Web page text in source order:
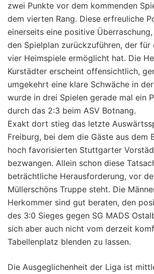
zwei Punkte vor dem kommenden
dem vierten Rang. Diese erfreuliche
einerseits eine positive
den Spielplan zurückzuführen, der für
vier Heimspiele ermöglicht hat. Die
Kurstädter erscheint offensichtlich,
umgekehrt eine klare Schwäche in
wurde in drei Spielen gerade mal ein
durch das 2:3 beim ASV Botnang.
Exakt dort stieg das letzte
Freiburg, bei dem die Gäste aus dem
hoch favorisierten Stuttgarter
bezwangen. Allein schon diese
beträchtliche Herausforderung, vor
Müllerschöns Truppe steht. Die
Herkommer sind gut beraten, den
des 3:0 Sieges gegen SG MADS
sich aber auch nicht vom derzeit
Tabellenplatz blenden zu lassen.
Die Ausgeglichenheit der Liga ist